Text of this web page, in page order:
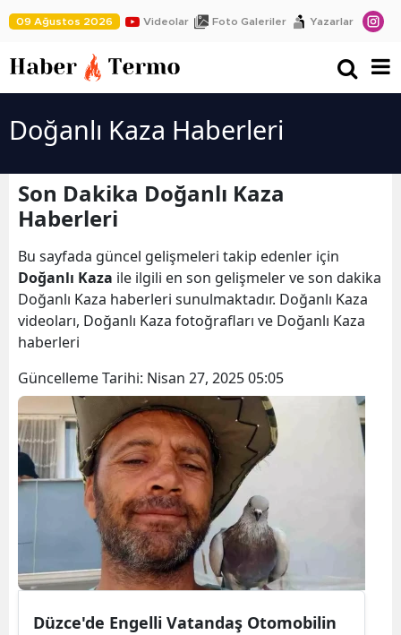
09 Ağustos 2026 Videolar Foto Galeriler Yazarlar
Doğanlı Kaza Haberleri
Son Dakika Doğanlı Kaza
Haberleri
Bu sayfada güncel gelişmeleri takip edenler için
Doğanlı Kaza ile ilgili en son gelişmeler ve son dakika
Doğanlı Kaza haberleri sunulmaktadır. Doğanlı Kaza
videoları, Doğanlı Kaza fotoğrafları ve Doğanlı Kaza
haberleri
Güncelleme Tarihi: Nisan 27, 2025 05:05
Düzce'de Engelli Vatandaş Otomobilin